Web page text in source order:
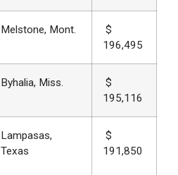
Melstone, Mont.
$
196,495
Byhalia, Miss.
$
195,116
Lampasas,
Texas
$
191,850